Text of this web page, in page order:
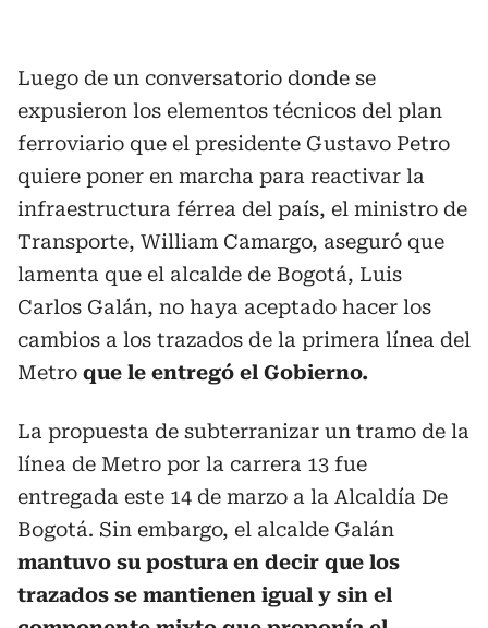
Luego de un conversatorio donde se
expusieron los elementos técnicos del plan
ferroviario que el presidente Gustavo Petro
quiere poner en marcha para reactivar la
infraestructura férrea del país, el ministro de
Transporte, William Camargo, aseguró que
lamenta que el alcalde de Bogotá, Luis
Carlos Galán, no haya aceptado hacer los
cambios a los trazados de la primera línea del
Metro que le entregó el Gobierno.
La propuesta de subterranizar un tramo de la
línea de Metro por la carrera 13 fue
entregada este 14 de marzo a la Alcaldía De
Bogotá. Sin embargo, el alcalde Galán
mantuvo su postura en decir que los
trazados se mantienen igual y sin el